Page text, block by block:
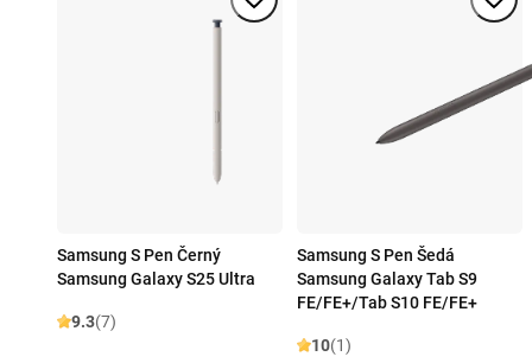
Samsung S Pen Černý
Samsung Galaxy S25 Ultra
9.3(7)
Samsung S Pen Šedá
Samsung Galaxy Tab S9
FE/FE+/Tab S10 FE/FE+
10(1)